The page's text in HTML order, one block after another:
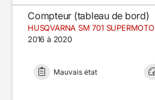
Compteur (tableau de bord)
HUSQVARNA SM 701 SUPERMOTO
2016 à 2020
Mauvais état